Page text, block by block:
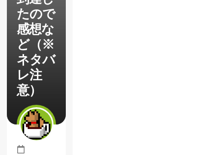
たので
感想な
ど（※
ネタバ
レ注
意）